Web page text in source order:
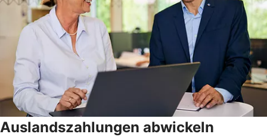
Auslandszahlungen abwickeln